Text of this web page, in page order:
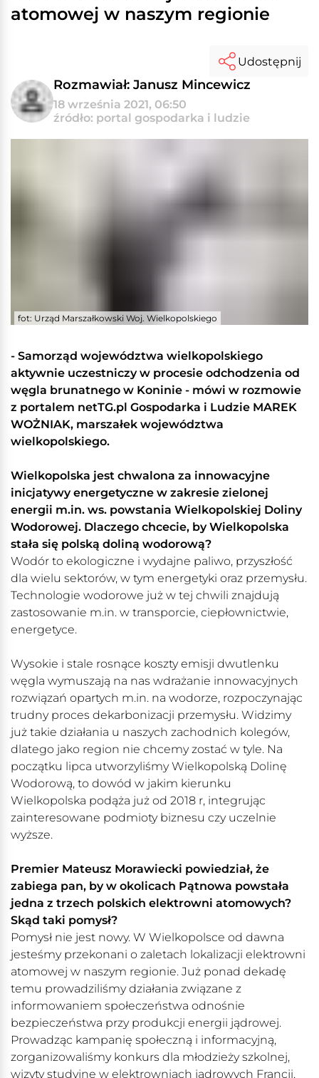
atomowej w naszym regionie
Rozmawiał: Janusz Mincewicz
18 września 2021, 06:50
źródło: portal gospodarka i ludzie
Udostępnij
fot: Urząd Marszałkowski Woj. Wielkopolskiego
- Samorząd województwa wielkopolskiego
aktywnie uczestniczy w procesie odchodzenia od
węgla brunatnego w Koninie - mówi w rozmowie
z portalem netTG.pl Gospodarka i Ludzie MAREK
WOŻNIAK, marszałek województwa
wielkopolskiego.
Wielkopolska jest chwalona za innowacyjne
inicjatywy energetyczne w zakresie zielonej
energii m.in. ws. powstania Wielkopolskiej Doliny
Wodorowej. Dlaczego chcecie, by Wielkopolska
stała się polską doliną wodorową?
Wodór to ekologiczne i wydajne paliwo, przyszłość
dla wielu sektorów, w tym energetyki oraz przemysłu.
Technologie wodorowe już w tej chwili znajdują
zastosowanie m.in. w transporcie, ciepłownictwie,
energetyce.
Wysokie i stale rosnące koszty emisji dwutlenku
węgla wymuszają na nas wdrażanie innowacyjnych
rozwiązań opartych m.in. na wodorze, rozpoczynając
trudny proces dekarbonizacji przemysłu. Widzimy
już takie działania u naszych zachodnich kolegów,
dlatego jako region nie chcemy zostać w tyle. Na
początku lipca utworzyliśmy Wielkopolską Dolinę
Wodorową, to dowód w jakim kierunku
Wielkopolska podąża już od 2018 r, integrując
zainteresowane podmioty biznesu czy uczelnie
wyższe.
Premier Mateusz Morawiecki powiedział, że
zabiega pan, by w okolicach Pątnowa powstała
jedna z trzech polskich elektrowni atomowych?
Skąd taki pomysł?
Pomysł nie jest nowy. W Wielkopolsce od dawna
jesteśmy przekonani o zaletach lokalizacji elektrowni
atomowej w naszym regionie. Już ponad dekadę
temu prowadziliśmy działania związane z
informowaniem społeczeństwa odnośnie
bezpieczeństwa przy produkcji energii jądrowej.
Prowadząc kampanię społeczną i informacyjną,
zorganizowaliśmy konkurs dla młodzieży szkolnej,
wizyty studyjne w elektrowniach jądrowych Francji,